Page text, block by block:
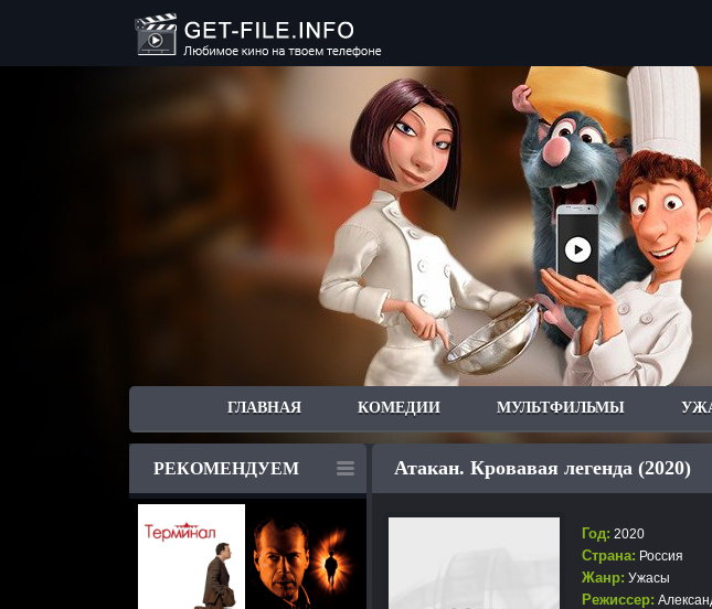
ГЛАВНАЯ КОМЕДИИ МУЛЬТФИЛЬМЫ
РЕКОМЕНДУЕМ Атакан. Кровавая легенда (2020)
Год: 2020
Страна: Россия
Жанр: Ужасы
Режиссер: